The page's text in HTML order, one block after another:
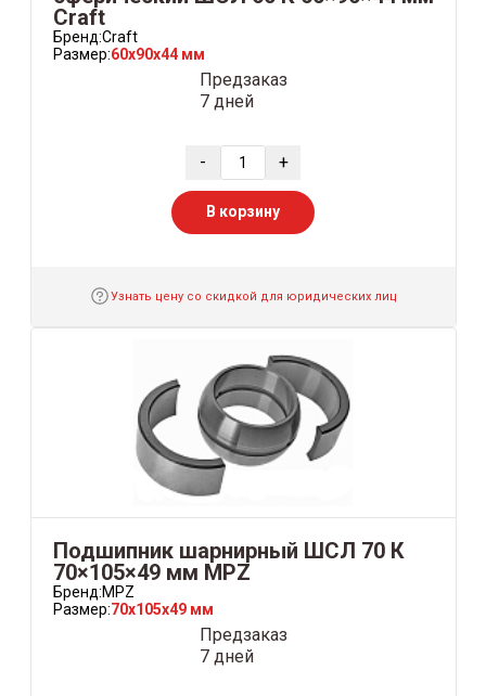
Craft
Бренд:Craft
Размер:60x90x44 мм
Предзаказ
7 дней
- +
В корзину
Узнать цену со скидкой для юридических лиц
Подшипник шарнирный ШСЛ 70 К
70×105×49 мм MPZ
Бренд:MPZ
Размер:70x105x49 мм
Предзаказ
7 дней